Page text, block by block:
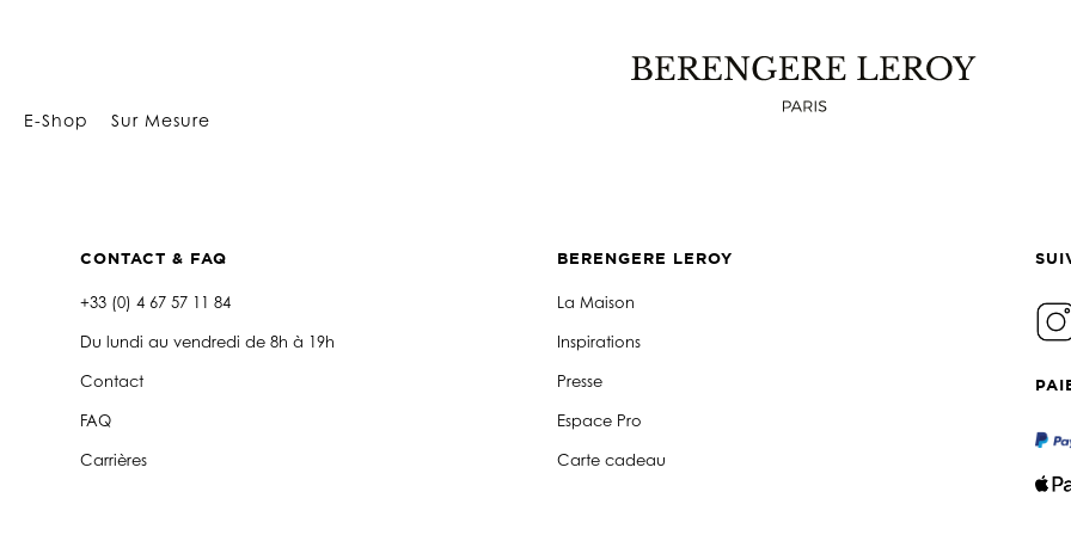
E-Shop Sur Mesure
CONTACT & FAQ
+33 (0) 4 67 57 11 84
Du lundi au vendredi de 8h à 19h
Contact
FAQ
Carrières
BERENGERE LEROY
La Maison
Inspirations
Presse
Espace Pro
Carte cadeau